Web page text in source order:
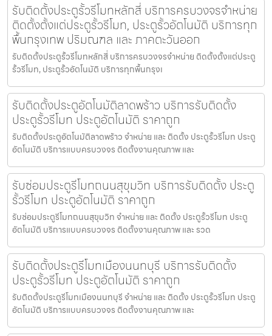
รับติดตั้งประตูรั้วรีโมทหลักสี่ บริการครบวงจรจำหน่าย
ติดตั้งตั้งแต่ประตูรั้วรีโมท, ประตูรั้วอัตโนมัติ บริการทุก
พื้นกรุงเทพ ปริมณฑล และ ภาคตะวันออก
รับติดตั้งประตูรั้วรีโมทหลักสี่ บริการครบวงจรจำหน่าย ติดตั้งตั้งแต่ประตู
รั้วรีโมท, ประตูรั้วอัตโนมัติ บริการทุกพื้นกรุงเ
รับติดตั้งประตูอัตโนมัติลาดพร้าว บริการรับติดตั้ง
ประตูรั้วรีโมท ประตูอัตโนมัติ ราคาถูก
รับติดตั้งประตูอัตโนมัติลาดพร้าว จำหน่าย และ ติดตั้ง ประตูรั้วรีโมท ประตู
อัตโนมัติ บริการแบบครบวงจร ติดตั้งงานคุณภาพ และ
รับซ่อมประตูรีโมทถนนสุขุมวิท บริการรับติดตั้ง ประตู
รั้วรีโมท ประตูอัตโนมัติ ราคาถูก
รับซ่อมประตูรีโมทถนนสุขุมวิท จำหน่าย และ ติดตั้ง ประตูรั้วรีโมท ประตู
อัตโนมัติ บริการแบบครบวงจร ติดตั้งงานคุณภาพ และ รวด
รับติดตั้งประตูรีโมทเมืองนนทบุรี บริการรับติดตั้ง
ประตูรั้วรีโมท ประตูอัตโนมัติ ราคาถูก
รับติดตั้งประตูรีโมทเมืองนนทบุรี จำหน่าย และ ติดตั้ง ประตูรั้วรีโมท ประตู
อัตโนมัติ บริการแบบครบวงจร ติดตั้งงานคุณภาพ และ